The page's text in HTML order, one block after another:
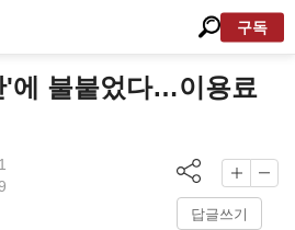
구독
'에 불붙었다…이용료
답글쓰기